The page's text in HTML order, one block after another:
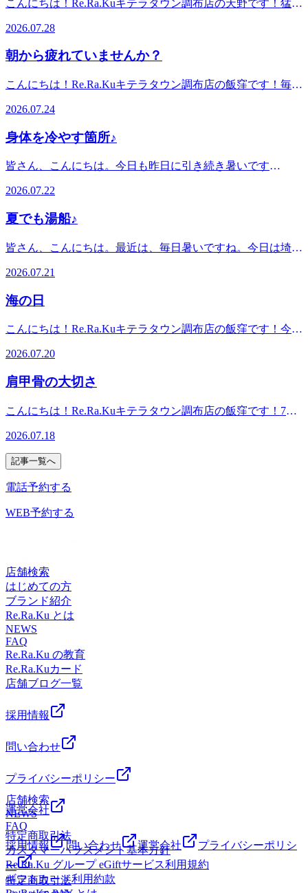
「つつじヶ丘駅」徒歩8分◆TEL042-426-7587 (店舗)03-4540-
20:30)*-----------------------------------------------*
【Re.Ra.Kuキテラタウン調布店】東京都調布市菊野台1-33
☆調布駅より電車で5分☆京王線「柴崎駅」徒歩4分京王線
6336 (予約センター)◆営業時間10:00～21:00(最終受付
さないと硬くなっていき血流が滞りやすくなります。肩甲骨
がしっかり機能することで腕や肩がスムーズに動き姿勢も良
くなります。そこで自宅で1日数分で出来る肩甲骨の運動の1
つををご紹介します。1.椅子に座った状態で両手を肩に上に
軽く添えます。2.その状態のまま肘で円を描くイメージで肩
を回します。このとき大きく回す事を意識しましょう。3.反
ット取り入れるだけで肩甲骨の動きは徐々に改善していきま
骨にポイントをおいて筋肉を効率よくほぐしていきます。
ちしております！*-----------------------------------------------*マッサ
骨ストレッチでキレイと健康を手に入れよう！【Re.Ra.Kuキ
テラタウン調布店】東京都調布市菊野台1-33 キテラタウン
調布1F※調布自動車学校の隣です◆アクセス☆調布駅より
駅」徒歩8分◆TEL042-426-7587 (店舗)03-4540-6336 (予約セ
ンター)◆営業時間10:00～21:00(最終受付20:30)*------------------
こんにちは！Re.Ra.Kuキテラタウン調布店の天野です！猛暑
給やエアコンや扇風機などを使って室内環境を整えるなど対
策はしているかと思います。そんな中リラクゼーションでお
身体を整えるのも熱中症予防に繋がります！暑さやストレス
が乱れてしまいます。お身体をほぐすことにより身体の緊張
を和らげ血行をよくすことで自然な体温調整が可能になりま
中症のリスクを下げる効果も期待できます！熱中症対策の一
つとしてリラクゼーションを取り入れてみませんか？
Re.Ra.Kuキテラタウン調布店は元気に皆さんのご来店をお待
ージ・エステファンにオススメ♪リラク系ボディケア＆肩甲
テラタウン調布店】東京都調布市菊野台1-33 キテラタウン
電車で5分☆京王線「柴崎駅」徒歩4分京王線「つつじヶ丘
ンター)◆営業時間10:00～21:00(最終受付20:30)*------------------
-----------------------------*
2026.07.28
朝から疲れていませんか？
こんにちは！Re.Ra.Kuキテラタウン調布店の飯窪です！毎日
るところもあり、本格的な夏を感じます。そんな暑い日が続
くと、夜も寝苦しくなり、睡眠の質が下がりやすくなりま
す。「しっかり寝たはずなのに朝から体がだるい…」「疲れ
暑さだけでなく、冷房による冷えや室内外の気温差などで、
体に思ってる以上の負担がかかっています。朝からスッキリ
お疲れが溜まっていると感じた時は、お身体をほぐして、リ
フレッシュするのもオススメです(*^^*)当店では、お身体の
状態に合わせたコースをご提案いたしますので、お気軽にご
26日】空き時間12:10～ 13:30～ 17:10～【7月27日】空き
皆さんのご来店をお待ちしております！*---------------------------
ク系ボディケア＆肩甲骨ストレッチでキレイと健康を手に入
台1-33 キテラタウン調布1F※調布自動車学校の隣です◆ア
クセス☆調布駅より電車で5分☆京王線「柴崎駅」徒歩4分京
王線「つつじヶ丘駅」徒歩8分◆TEL042-426-7587 (店舗)03-
4540-6336 (予約センター)◆営業時間10:00～21:00(最終受付
20:30)*-----------------------------------------------*
2026.07.24
身体を冷やす箇所♪
皆さん、こんにちは。今日も昨日に引き続き暑いです
った方も多かったようなので、皆さんも熱中症には気をつけ
て下さい。もし暑さなので身体に異変がありましたら下記の
部位を冷やしてみて下さい。1：両側の首筋2：わきの下3：
体を冷やしてくれます。皆さんも、是非お試しください。皆
様のご来店心よりお待ちしております。
2026.07.22
夏でも湯船♪
皆さん、こんにちは。最近は、毎日暑いですね。今日は埼玉
続くと、シャワーのみになる方が多いかと思います。しか
す！！1：夏は冷房などでどうしても身体が冷えてしまいま
やすくなってしまいます。しかし血液の流れがスムーズにな
る事で、自律神経が整いやすくなります。2：だるさを軽く
らはぎを揉みほぐすのがオススメです。3：汗をかく練習に
なる湯船に入ることで、汗をかくことで発汗する力が高まり
ます是非、皆さんも無理のない程度で湯船に入り夏の暑さに
待ちしております。
2026.07.21
海の日
こんにちは！Re.Ra.Kuキテラタウン調布店の飯窪です！今日
しての日本の繁栄を願う日として定められた祝日です。夏の
レジャーシーズンの始まりを感じる日でもありますね(^^♪海
やプール、お出かけを楽しむ方も多いと思いますが、暑さや
が溜まりやすくなります。たくさん遊んだあとは、しっかり
身体を休めてケアをすることも大切です(^^)/身体が重い、疲
れをスッキリさせたいという方は、ぜひリラックスしにいら
してくださいね！ 【7月21日】空き時間10:10～ 11:40～
19:00～【7月22日】空き時間10:10～ 12：00～【7/23日】空
き時間比較的ご案内可能です。Re.Ra.Kuキテラタウン調布店
---------------------------------*マッサージ・エステファンにオスス
です◆アクセス☆調布駅より電車で5分☆京王線「柴崎駅」
徒歩4分京王線「つつじヶ丘駅」徒歩8分◆TEL042-426-7587
(店舗)03-4540-6336 (予約センター)◆営業時間10:00～21:00(最
終受付20:30)*-----------------------------------------------*
2026.07.20
肩甲骨の大切さ
こんにちは！Re.Ra.Kuキテラタウン調布店の飯窪です！7月
当店でも多くのお客様にご好評をいただいている「肩甲骨は
がし」についてご紹介します！肩甲骨には、首、肩、腕、背
中、腰につながる17種類の筋肉がついていて、上半身の筋肉
の中継地点を担ってる大切なポイントとなります。デスクワ
骨を動かす機会が少なくなり、首や肩周りに負担がかかりや
確認しながら行っていきますので、ご安心ください(^○^)肩
甲骨はもちろん、首や肩などの上半身が気になる方はぜひお
試しください(^^♪【7月19日】空き時間 10:10～ 17:10～
(ペアも可)【7月20日】空き時間 10:10～ 15:30～ 17:40～
【7月21日】空き時間 10:10～ 11：40～ 19：00
～ Re.Ra.Kuキテラタウン調布店は元気に皆さんのご来店を
お待ちしております！*-----------------------------------------------*マ
ッサージ・エステファンにオススメ♪リラク系ボディケア＆
肩甲骨ストレッチでキレイと健康を手に入れよう！
キテラタウン調布1F※調布自動車学校の隣です◆アクセス
「つつじヶ丘駅」徒歩8分◆TEL042-426-7587 (店舗)03-4540-
20:30)*-----------------------------------------------*
2026.07.18
記事一覧へ
電話予約する
WEB予約する
店舗検索
はじめての方
ブランド紹介
Re.Ra.Ku とは
NEWS
FAQ
Re.Ra.Ku の教育
Re.Ra.Kuカード
店舗ブログ一覧
採用情報
問い合わせ
プライバシーポリシー
運営会社
特定商取引法
カスタマーハラスメント基本方針
Re.Ra.Ku グループ eGiftサービス利用規約
ギフトカード利用約款
店舗検索
NEWS
FAQ
採用情報
問い合わせ 運営会社
プライバシーポリシ
ー
特定商取引法